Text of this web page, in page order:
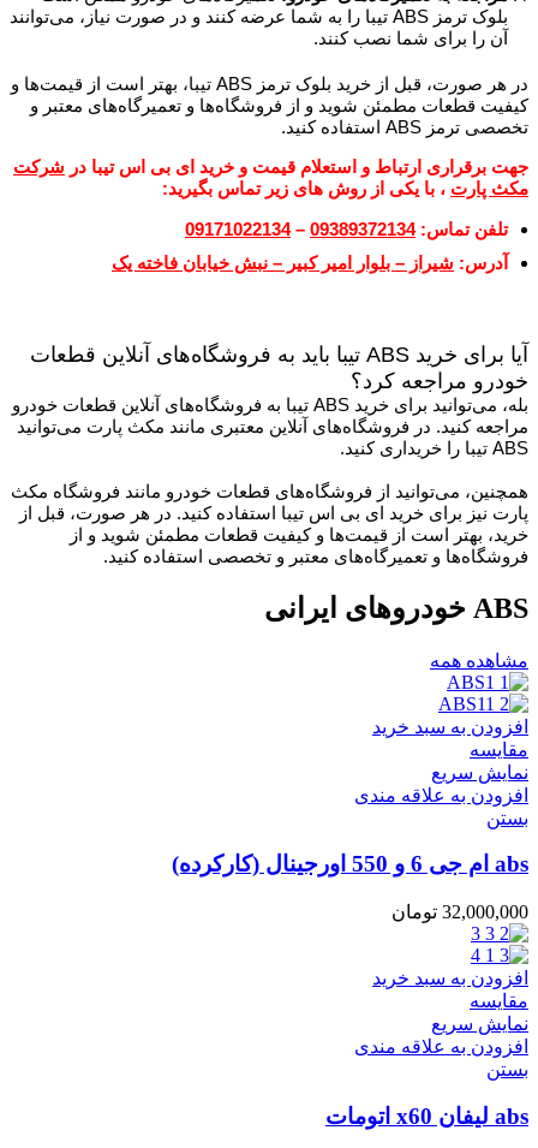
بلوک ترمز ABS تیبا را به شما عرضه کنند و در صورت نیاز، می‌توانند
آن را برای شما نصب کنند.
در هر صورت، قبل از خرید بلوک ترمز ABS تیبا، بهتر است از قیمت‌ها و
کیفیت قطعات مطمئن شوید و از فروشگاه‌ها و تعمیرگاه‌های معتبر و
تخصصی ترمز ABS استفاده کنید.
جهت برقراری ارتباط و استعلام قیمت و خرید ای بی اس تیبا در شرکت
مکث پارت ، با یکی از روش های زیر تماس بگیرید:
تلفن تماس:09389372134
–
09171022134
آدرس: شیراز – بلوار امیر کبیر – نبش خیابان فاخته یک
آیا برای خرید ABS تیبا باید به فروشگاه‌های آنلاین قطعات
خودرو مراجعه کرد؟
بله، می‌توانید برای خرید ABS تیبا به فروشگاه‌های آنلاین قطعات خودرو
مراجعه کنید. در فروشگاه‌های آنلاین معتبری مانند مکث پارت می‌توانید
ABS تیبا را خریداری کنید.
همچنین، می‌توانید از فروشگاه‌های قطعات خودرو مانند فروشگاه‌ مکث
پارت نیز برای خرید ای بی اس تیبا استفاده کنید. در هر صورت، قبل از
خرید، بهتر است از قیمت‌ها و کیفیت قطعات مطمئن شوید و از
فروشگاه‌ها و تعمیرگاه‌های معتبر و تخصصی استفاده کنید.
ABS خودروهای ایرانی
مشاهده همه
افزودن به سبد خرید
مقایسه
نمایش سریع
افزودن به علاقه مندی
بستن
abs ام جی 6 و 550 اورجینال (کارکرده)
32,000,000 تومان
افزودن به سبد خرید
مقایسه
نمایش سریع
افزودن به علاقه مندی
بستن
abs لیفان x60 اتومات